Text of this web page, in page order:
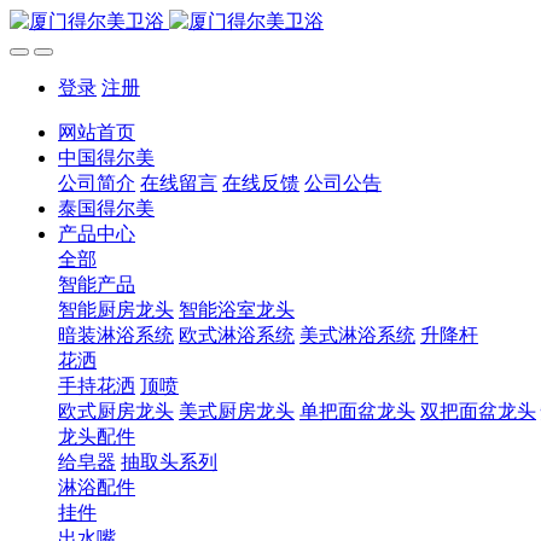
登录 注册
网站首页
中国得尔美
公司简介 在线留言 在线反馈 公司公告
泰国得尔美
产品中心
全部
智能产品
智能厨房龙头 智能浴室龙头
暗装淋浴系统 欧式淋浴系统 美式淋浴系统 升降杆
花洒
手持花洒 顶喷
欧式厨房龙头 美式厨房龙头 单把面盆龙头 双把面盆龙头
龙头配件
给皂器 抽取头系列
淋浴配件
挂件